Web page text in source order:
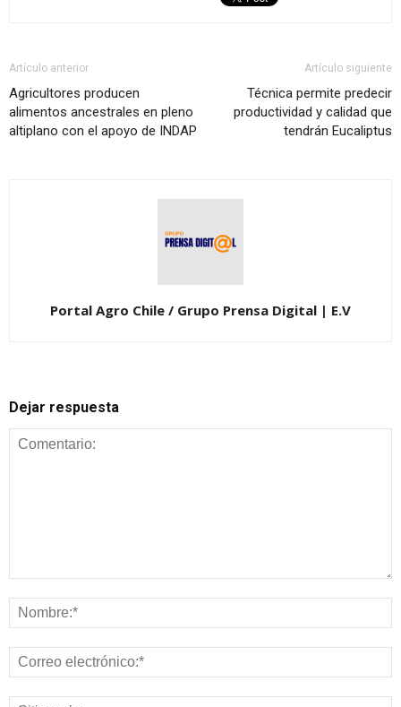
Artículo anterior
Agricultores producen
alimentos ancestrales en pleno
altiplano con el apoyo de INDAP
Artículo siguiente
Técnica permite predecir
productividad y calidad que
tendrán Eucaliptus
Portal Agro Chile / Grupo Prensa Digital | E.V
Dejar respuesta